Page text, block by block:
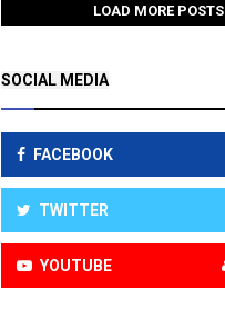
LOAD MORE POSTS
SOCIAL MEDIA
FACEBOOK
TWITTER
YOUTUBE